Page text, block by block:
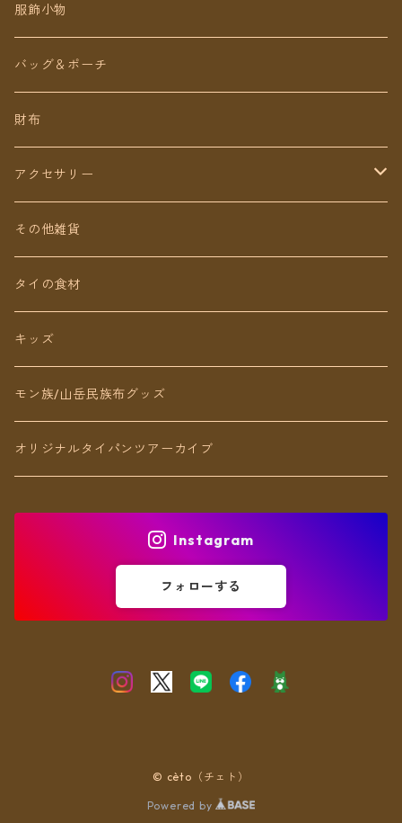
チェトオリジナル
ロング丈
ミディアム丈
ショート丈
Baby&Kids
トップス
ワンピース
パンツ
スカート
キッズ
服飾小物
バッグ＆ポーチ
財布
アクセサリー
ピアス（イヤリング）
ネックレス
リング
ブレスレット
アンクレット
その他雑貨
タイの食材
キッズ
モン族/山岳民族布グッズ
オリジナルタイパンツアーカイブ
Instagram
フォローする
© cèto（チェト）
Powered by